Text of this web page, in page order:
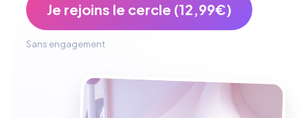
Je rejoins le cercle (12,99€)
Sans engagement